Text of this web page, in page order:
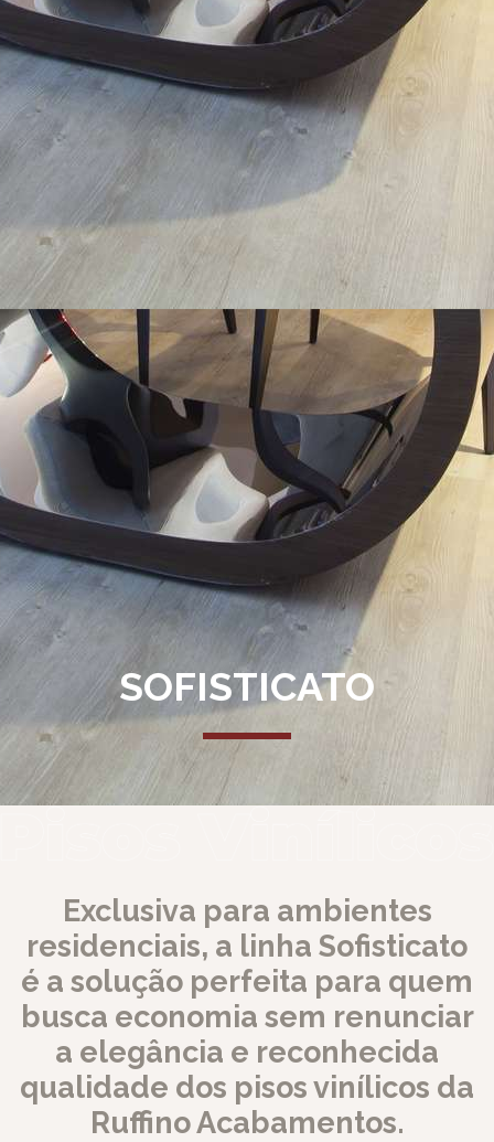
SOFISTICATO
Exclusiva para ambientes
residenciais, a linha Sofisticato
é a solução perfeita para quem
busca economia sem renunciar
a elegância e reconhecida
qualidade dos pisos vinílicos da
Ruffino Acabamentos.